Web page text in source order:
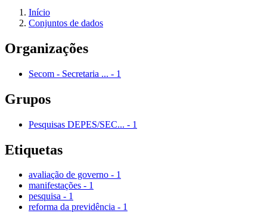
Início
Conjuntos de dados
Organizações
Secom - Secretaria ... - 1
Grupos
Pesquisas DEPES/SEC... - 1
Etiquetas
avaliação de governo - 1
manifestações - 1
pesquisa - 1
reforma da previdência - 1